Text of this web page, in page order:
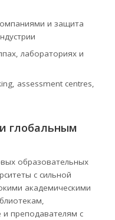
и защита
лабораториях и
assessment centres,
глобальным
образовательных
с сильной
академическими
и преподавателям с